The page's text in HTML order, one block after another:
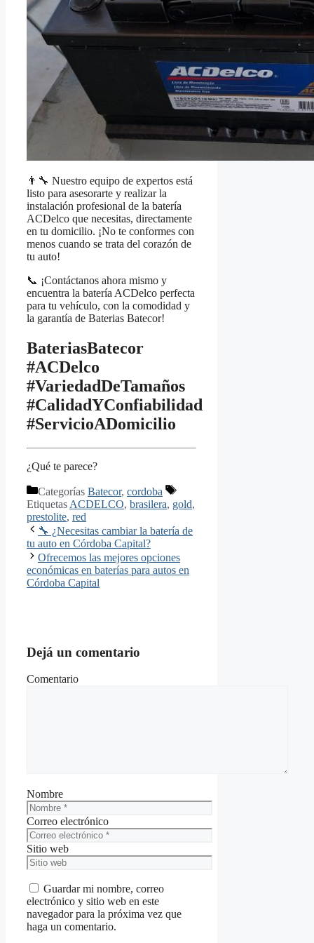
👨‍🔧 Nuestro equipo de expertos está
listo para asesorarte y realizar la
instalación profesional de la batería
ACDelco que necesitas, directamente
en tu domicilio. ¡No te conformes con
menos cuando se trata del corazón de
tu auto!
📞 ¡Contáctanos ahora mismo y
encuentra la batería ACDelco perfecta
para tu vehículo, con la comodidad y
la garantía de Baterias Batecor!
BateriasBatecor
#ACDelco
#VariedadDeTamaños
#CalidadYConfiabilidad
#ServicioADomicilio
¿Qué te parece?
Categorías Batecor, cordoba
Etiquetas ACDELCO, brasilera, gold,
prestolite, red
🔧 ¿Necesitas cambiar la batería de
tu auto en Córdoba Capital?
Ofrecemos las mejores opciones
económicas en baterías para autos en
Córdoba Capital
Dejá un comentario
Comentario
Nombre
Correo electrónico
Sitio web
Guardar mi nombre, correo
electrónico y sitio web en este
navegador para la próxima vez que
haga un comentario.